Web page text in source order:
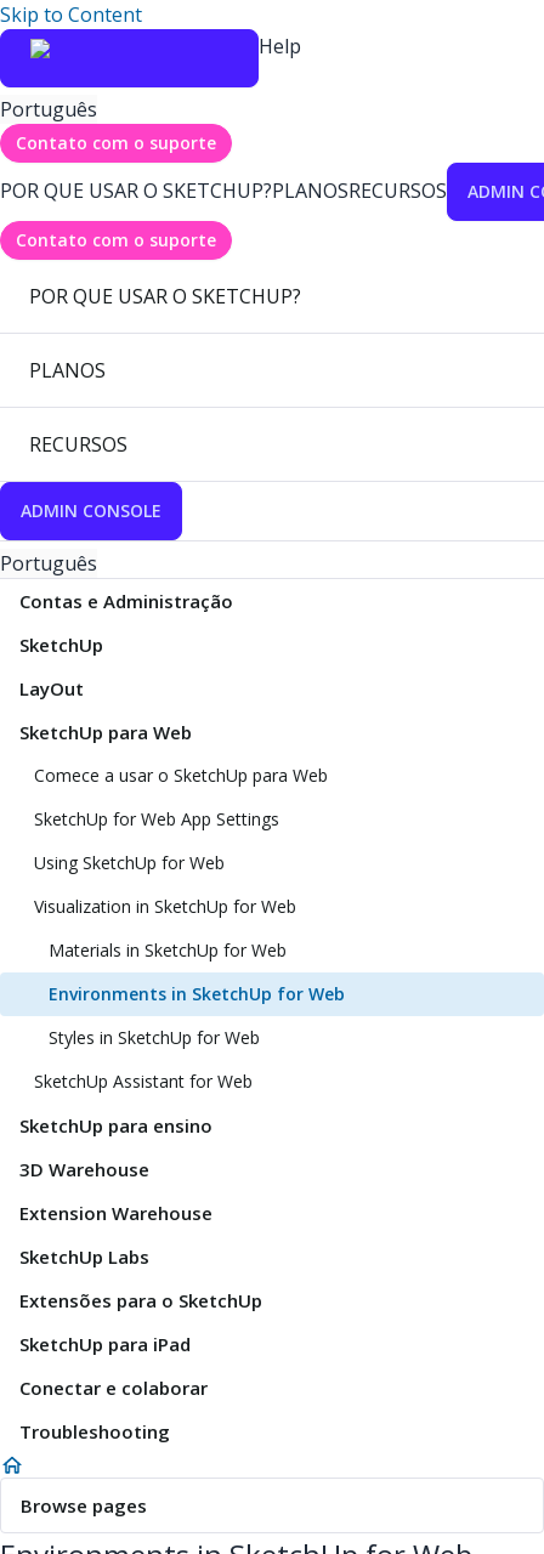
Skip to Content
Help
Português
Contato com o suporte
POR QUE USAR O SKETCHUP?PLANOSRECURSOS ADMIN
Contato com o suporte
POR QUE USAR O SKETCHUP?
PLANOS
RECURSOS
ADMIN CONSOLE
Português
Contas e Administração
SketchUp
LayOut
SketchUp para Web
Comece a usar o SketchUp para Web
SketchUp for Web App Settings
Using SketchUp for Web
Visualization in SketchUp for Web
Materials in SketchUp for Web
Environments in SketchUp for Web
Styles in SketchUp for Web
SketchUp Assistant for Web
SketchUp para ensino
3D Warehouse
Extension Warehouse
SketchUp Labs
Extensões para o SketchUp
SketchUp para iPad
Conectar e colaborar
Troubleshooting
Browse pages